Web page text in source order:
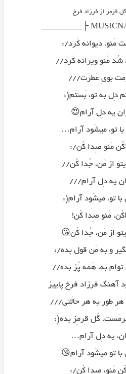
قرمز از فرزاد فرخ
مَنو، دیوانه کَرد/:
شُد مَنو ویرانه کَرد//
بویِ عَطرَت///
دِل به تو، بَستَم(:
یه دِل آرام😍
تو، میشَود آرام…
مَنو صِدا کُن/:
از مَن، جُدا کُن//
یه دِل آرام///
تو، میشَود آرام(:
مَنو صِدا کُن!
از مَن، جُدا کُن😘
و به مَن قول بده/:
توام به، هَمه پُز بده//
هر طور به هر حالَتی///
گُل قِرمِز بده(:
یه دِل آرام…
با تو میشَود آرام😘
مَنو، صِدا کُن/: